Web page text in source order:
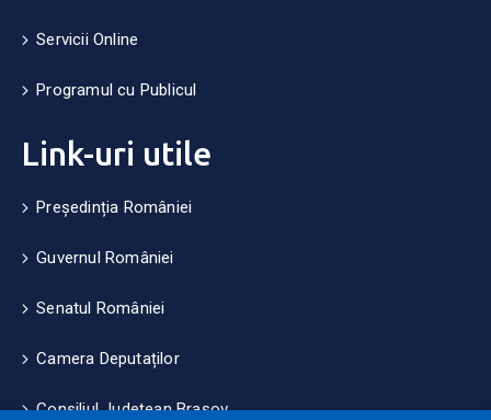
Servicii Online
Programul cu Publicul
Link-uri utile
Președinția României
Guvernul României
Senatul României
Camera Deputaților
Consiliul Județean Brașov